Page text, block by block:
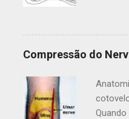
onde
do
Compressão do